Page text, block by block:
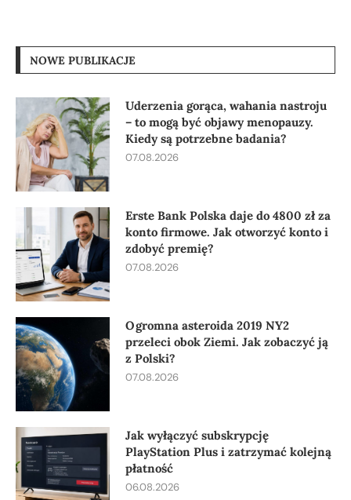
NOWE PUBLIKACJE
Uderzenia gorąca, wahania nastroju
– to mogą być objawy menopauzy.
Kiedy są potrzebne badania?
07.08.2026
Erste Bank Polska daje do 4800 zł za
konto firmowe. Jak otworzyć konto i
zdobyć premię?
07.08.2026
Ogromna asteroida 2019 NY2
przeleci obok Ziemi. Jak zobaczyć ją
z Polski?
07.08.2026
Jak wyłączyć subskrypcję
PlayStation Plus i zatrzymać kolejną
płatność
06.08.2026